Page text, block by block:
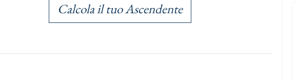
Calcola il tuo Ascendente